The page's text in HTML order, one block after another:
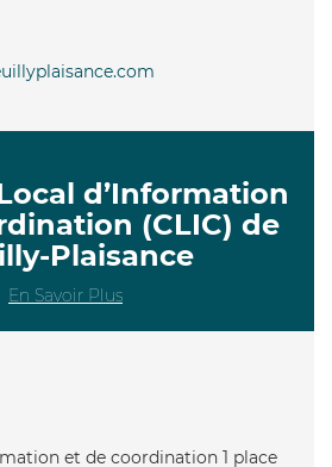
d’Information
(CLIC) de
Plaisance
En Savoir Plus
et de coordination 1 place